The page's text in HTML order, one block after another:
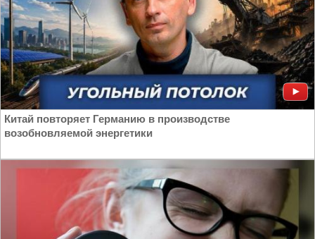
Китай повторяет Германию в производстве
возобновляемой энергетики